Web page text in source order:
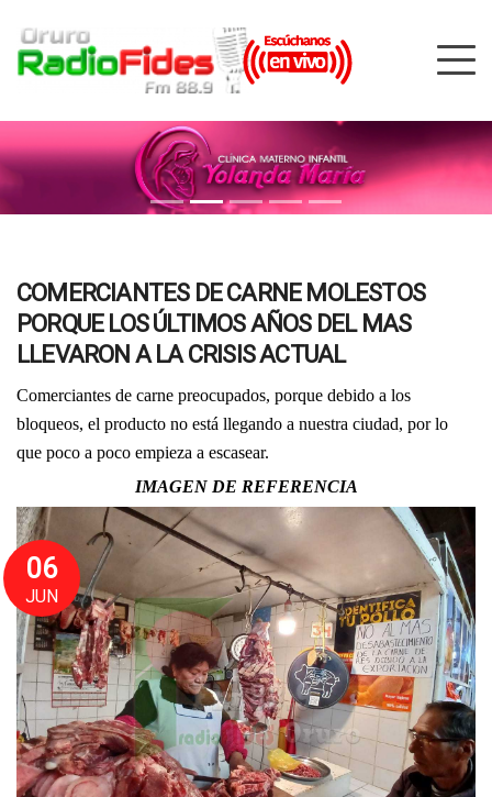
COMERCIANTES DE CARNE MOLESTOS
PORQUE LOS ÚLTIMOS AÑOS DEL MAS
LLEVARON A LA CRISIS ACTUAL
Comerciantes de carne preocupados, porque debido a los
bloqueos, el producto no está llegando a nuestra ciudad, por lo
que poco a poco empieza a escasear.
IMAGEN DE REFERENCIA
06
JUN